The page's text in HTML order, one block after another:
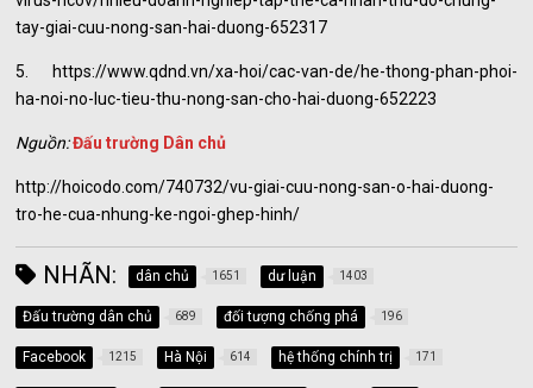
tay-giai-cuu-nong-san-hai-duong-652317
5. https://www.qdnd.vn/xa-hoi/cac-van-de/he-thong-phan-phoi-
ha-noi-no-luc-tieu-thu-nong-san-cho-hai-duong-652223
Nguồn:Đấu trường Dân chủ
http://hoicodo.com/740732/vu-giai-cuu-nong-san-o-hai-duong-
tro-he-cua-nhung-ke-ngoi-ghep-hinh/
NHÃN: dân chủ 1651 dư luận 1403
Đấu trường dân chủ 689 đối tượng chống phá 196
Facebook 1215 Hà Nội 614 hệ thống chính trị 171